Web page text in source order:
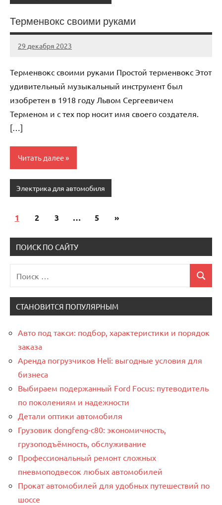
Терменвокс своими руками
29 декабря 2023
autotravel03
Нет
Терменвокс своими руками Простой терменвокс Этот
удивительный музыкальный инструмент был
изобретен в 1918 году Львом Сергеевичем
Терменом и с тех пор носит имя своего создателя.
[…]
Читать далее
Электрика для автомобиля
Пагинация
записей
1 2 3 … 5
Следующие
»
ПОИСК ПО САЙТУ
для:
Поиск
СТАНОВИТСЯ ПОПУЛЯРНЫМ
Авто под такси: подбор, характеристики и порядок
заказа
Аренда погрузчиков Heli: выгодные условия для
бизнеса
Выбираем подержанный Ford Focus: путеводитель
по поколениям и надежности
Детали оптики автомобиля
Грузовик dongfeng-c80: экономичность,
грузоподъёмность, обслуживание
Профессиональный ремонт сложных
пневмоподвесок любых автомобилей
Прокат автомобилей для удобных путешествий по
шоссе